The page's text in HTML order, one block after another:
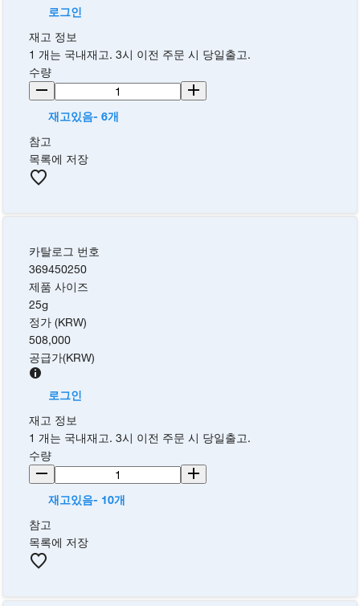
로그인
재고 정보
1 개는 국내재고. 3시 이전 주문 시 당일출고.
수량
재고있음- 6개
참고
목록에 저장
카탈로그 번호
369450250
제품 사이즈
25g
정가 (KRW)
508,000
공급가(KRW)
로그인
재고 정보
1 개는 국내재고. 3시 이전 주문 시 당일출고.
수량
재고있음- 10개
참고
목록에 저장